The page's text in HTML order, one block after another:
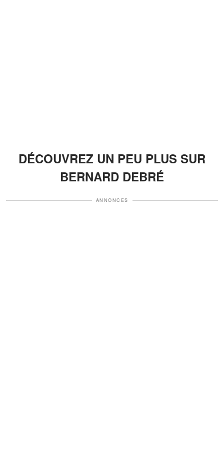
DÉCOUVREZ UN PEU PLUS SUR
BERNARD DEBRÉ
ANNONCES